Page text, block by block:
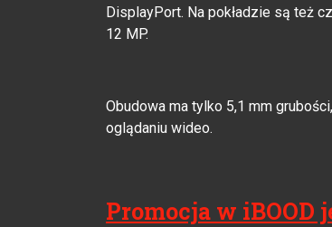
DisplayPort. Na pokładzie są też
12 MP.
Obudowa ma tylko 5,1 mm
oglądaniu wideo.
Promocja w iBOOD